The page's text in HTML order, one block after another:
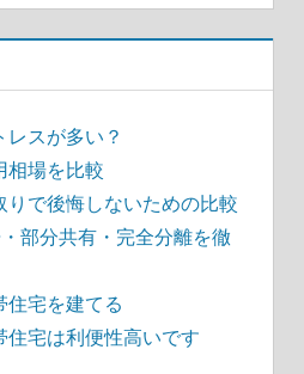
スが多い？
相場を比較
りで後悔しないための比較
部分共有・完全分離を徹
住宅を建てる
住宅は利便性高いです